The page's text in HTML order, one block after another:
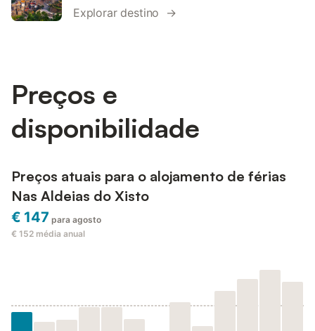
Explorar destino →
Preços e
disponibilidade
Preços atuais para o alojamento de férias
Nas Aldeias do Xisto
€ 147 para agosto
€ 152 média anual